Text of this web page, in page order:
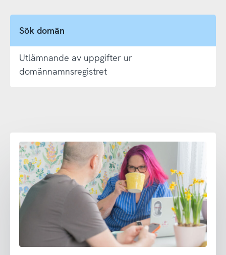
Sök domän
Utlämnande av uppgifter ur
domännamnsregistret